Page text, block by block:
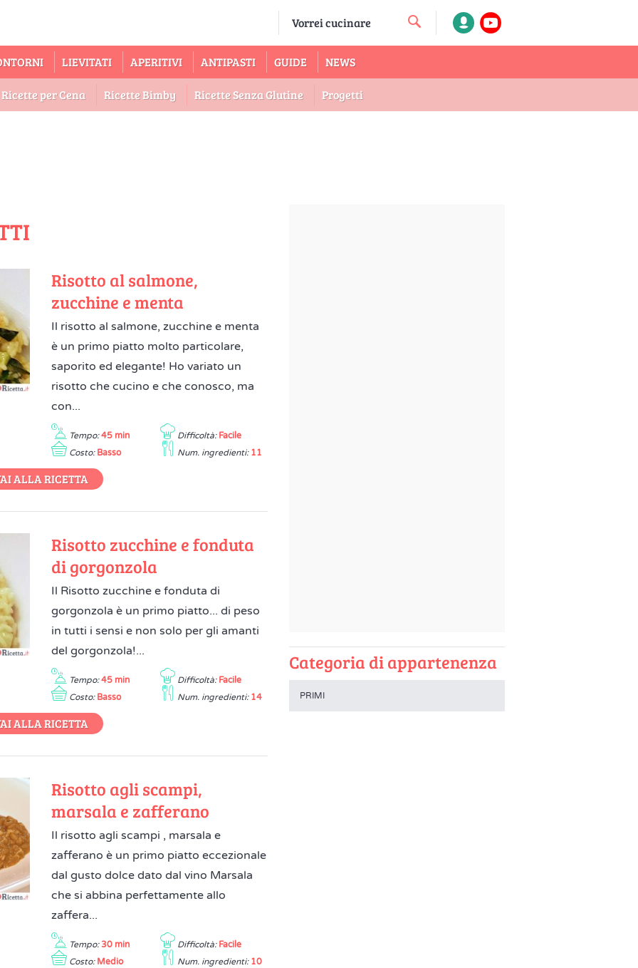
LIEVITATI APERITIVI ANTIPASTI GUIDE NEWS
Ricette per Cena Ricette Bimby Ricette Senza Glutine Progetti
Risotto al salmone,
zucchine e menta
Il risotto al salmone, zucchine e menta
è un primo piatto molto particolare,
saporito ed elegante! Ho variato un
risotto che cucino e che conosco, ma
con...
Tempo: 45 min Difficoltà: Facile
Costo: Basso Num. ingredienti: 11
ALLA RICETTA
Risotto zucchine e fonduta
di gorgonzola
Il Risotto zucchine e fonduta di
gorgonzola è un primo piatto... di peso
in tutti i sensi e non solo per gli amanti
del gorgonzola!...
Tempo: 45 min Difficoltà: Facile
Costo: Basso Num. ingredienti: 14
ALLA RICETTA
Risotto agli scampi,
marsala e zafferano
Il risotto agli scampi , marsala e
zafferano è un primo piatto eccezionale
dal gusto dolce dato dal vino Marsala
che si abbina perfettamente allo
zaffera...
Tempo: 30 min Difficoltà: Facile
Costo: Medio Num. ingredienti: 10
Categoria di appartenenza
PRIMI